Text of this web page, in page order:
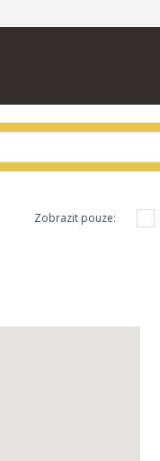
Zobrazit pouze: